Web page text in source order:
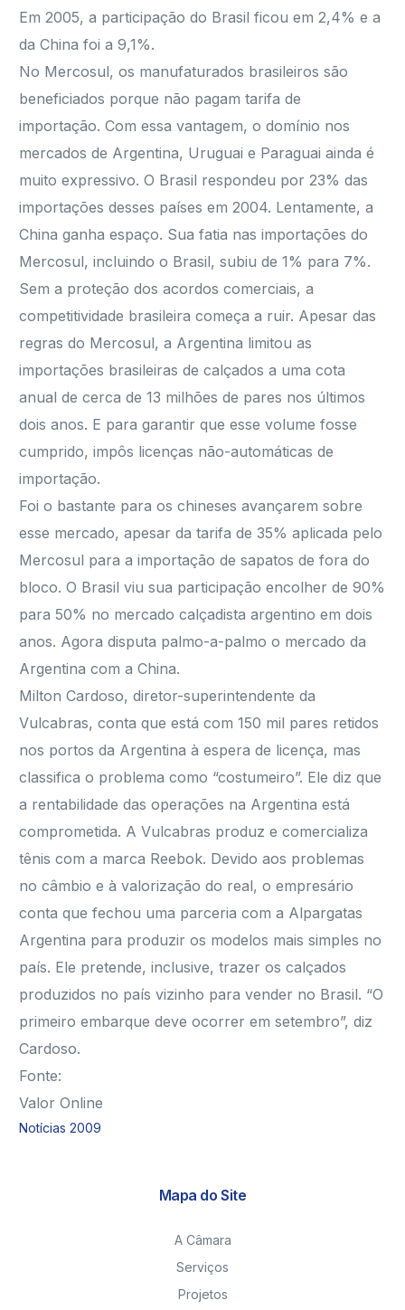
Em 2005, a participação do Brasil ficou em 2,4% e a
da China foi a 9,1%.
No Mercosul, os manufaturados brasileiros são
beneficiados porque não pagam tarifa de
importação. Com essa vantagem, o domínio nos
mercados de Argentina, Uruguai e Paraguai ainda é
muito expressivo. O Brasil respondeu por 23% das
importações desses países em 2004. Lentamente, a
China ganha espaço. Sua fatia nas importações do
Mercosul, incluindo o Brasil, subiu de 1% para 7%.
Sem a proteção dos acordos comerciais, a
competitividade brasileira começa a ruir. Apesar das
regras do Mercosul, a Argentina limitou as
importações brasileiras de calçados a uma cota
anual de cerca de 13 milhões de pares nos últimos
dois anos. E para garantir que esse volume fosse
cumprido, impôs licenças não-automáticas de
importação.
Foi o bastante para os chineses avançarem sobre
esse mercado, apesar da tarifa de 35% aplicada pelo
Mercosul para a importação de sapatos de fora do
bloco. O Brasil viu sua participação encolher de 90%
para 50% no mercado calçadista argentino em dois
anos. Agora disputa palmo-a-palmo o mercado da
Argentina com a China.
Milton Cardoso, diretor-superintendente da
Vulcabras, conta que está com 150 mil pares retidos
nos portos da Argentina à espera de licença, mas
classifica o problema como “costumeiro”. Ele diz que
a rentabilidade das operações na Argentina está
comprometida. A Vulcabras produz e comercializa
tênis com a marca Reebok. Devido aos problemas
no câmbio e à valorização do real, o empresário
conta que fechou uma parceria com a Alpargatas
Argentina para produzir os modelos mais simples no
país. Ele pretende, inclusive, trazer os calçados
produzidos no país vizinho para vender no Brasil. “O
primeiro embarque deve ocorrer em setembro”, diz
Cardoso.
Fonte:
Valor Online
Notícias 2009
Mapa do Site
A Câmara
Serviços
Projetos